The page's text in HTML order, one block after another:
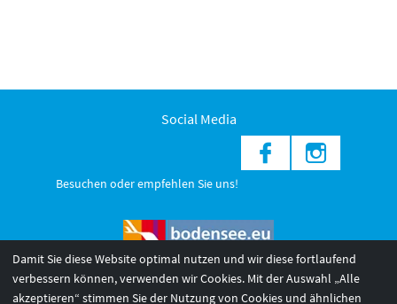
Social Media
Besuchen oder empfehlen Sie uns!
Damit Sie diese Website optimal nutzen und wir diese fortlaufend
verbessern können, verwenden wir Cookies. Mit der Auswahl „Alle
akzeptieren“ stimmen Sie der Nutzung von Cookies und ähnlichen